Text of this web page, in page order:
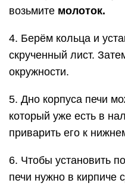
возьмите молоток.
4. Берём кольца и
скрученный лист.
окружности.
5. Дно корпуса печи
который уже есть в
приварить его к
6. Чтобы установить
печи нужно в кирпиче